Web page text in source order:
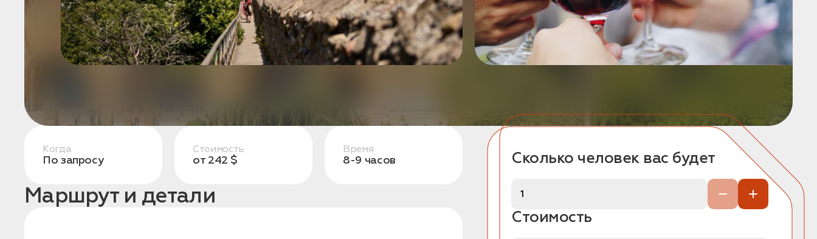
Когда
По запросу
Стоимость
от 242 $
Время
8-9 часов
Маршрут и детали
Сколько человек вас будет
Стоимость